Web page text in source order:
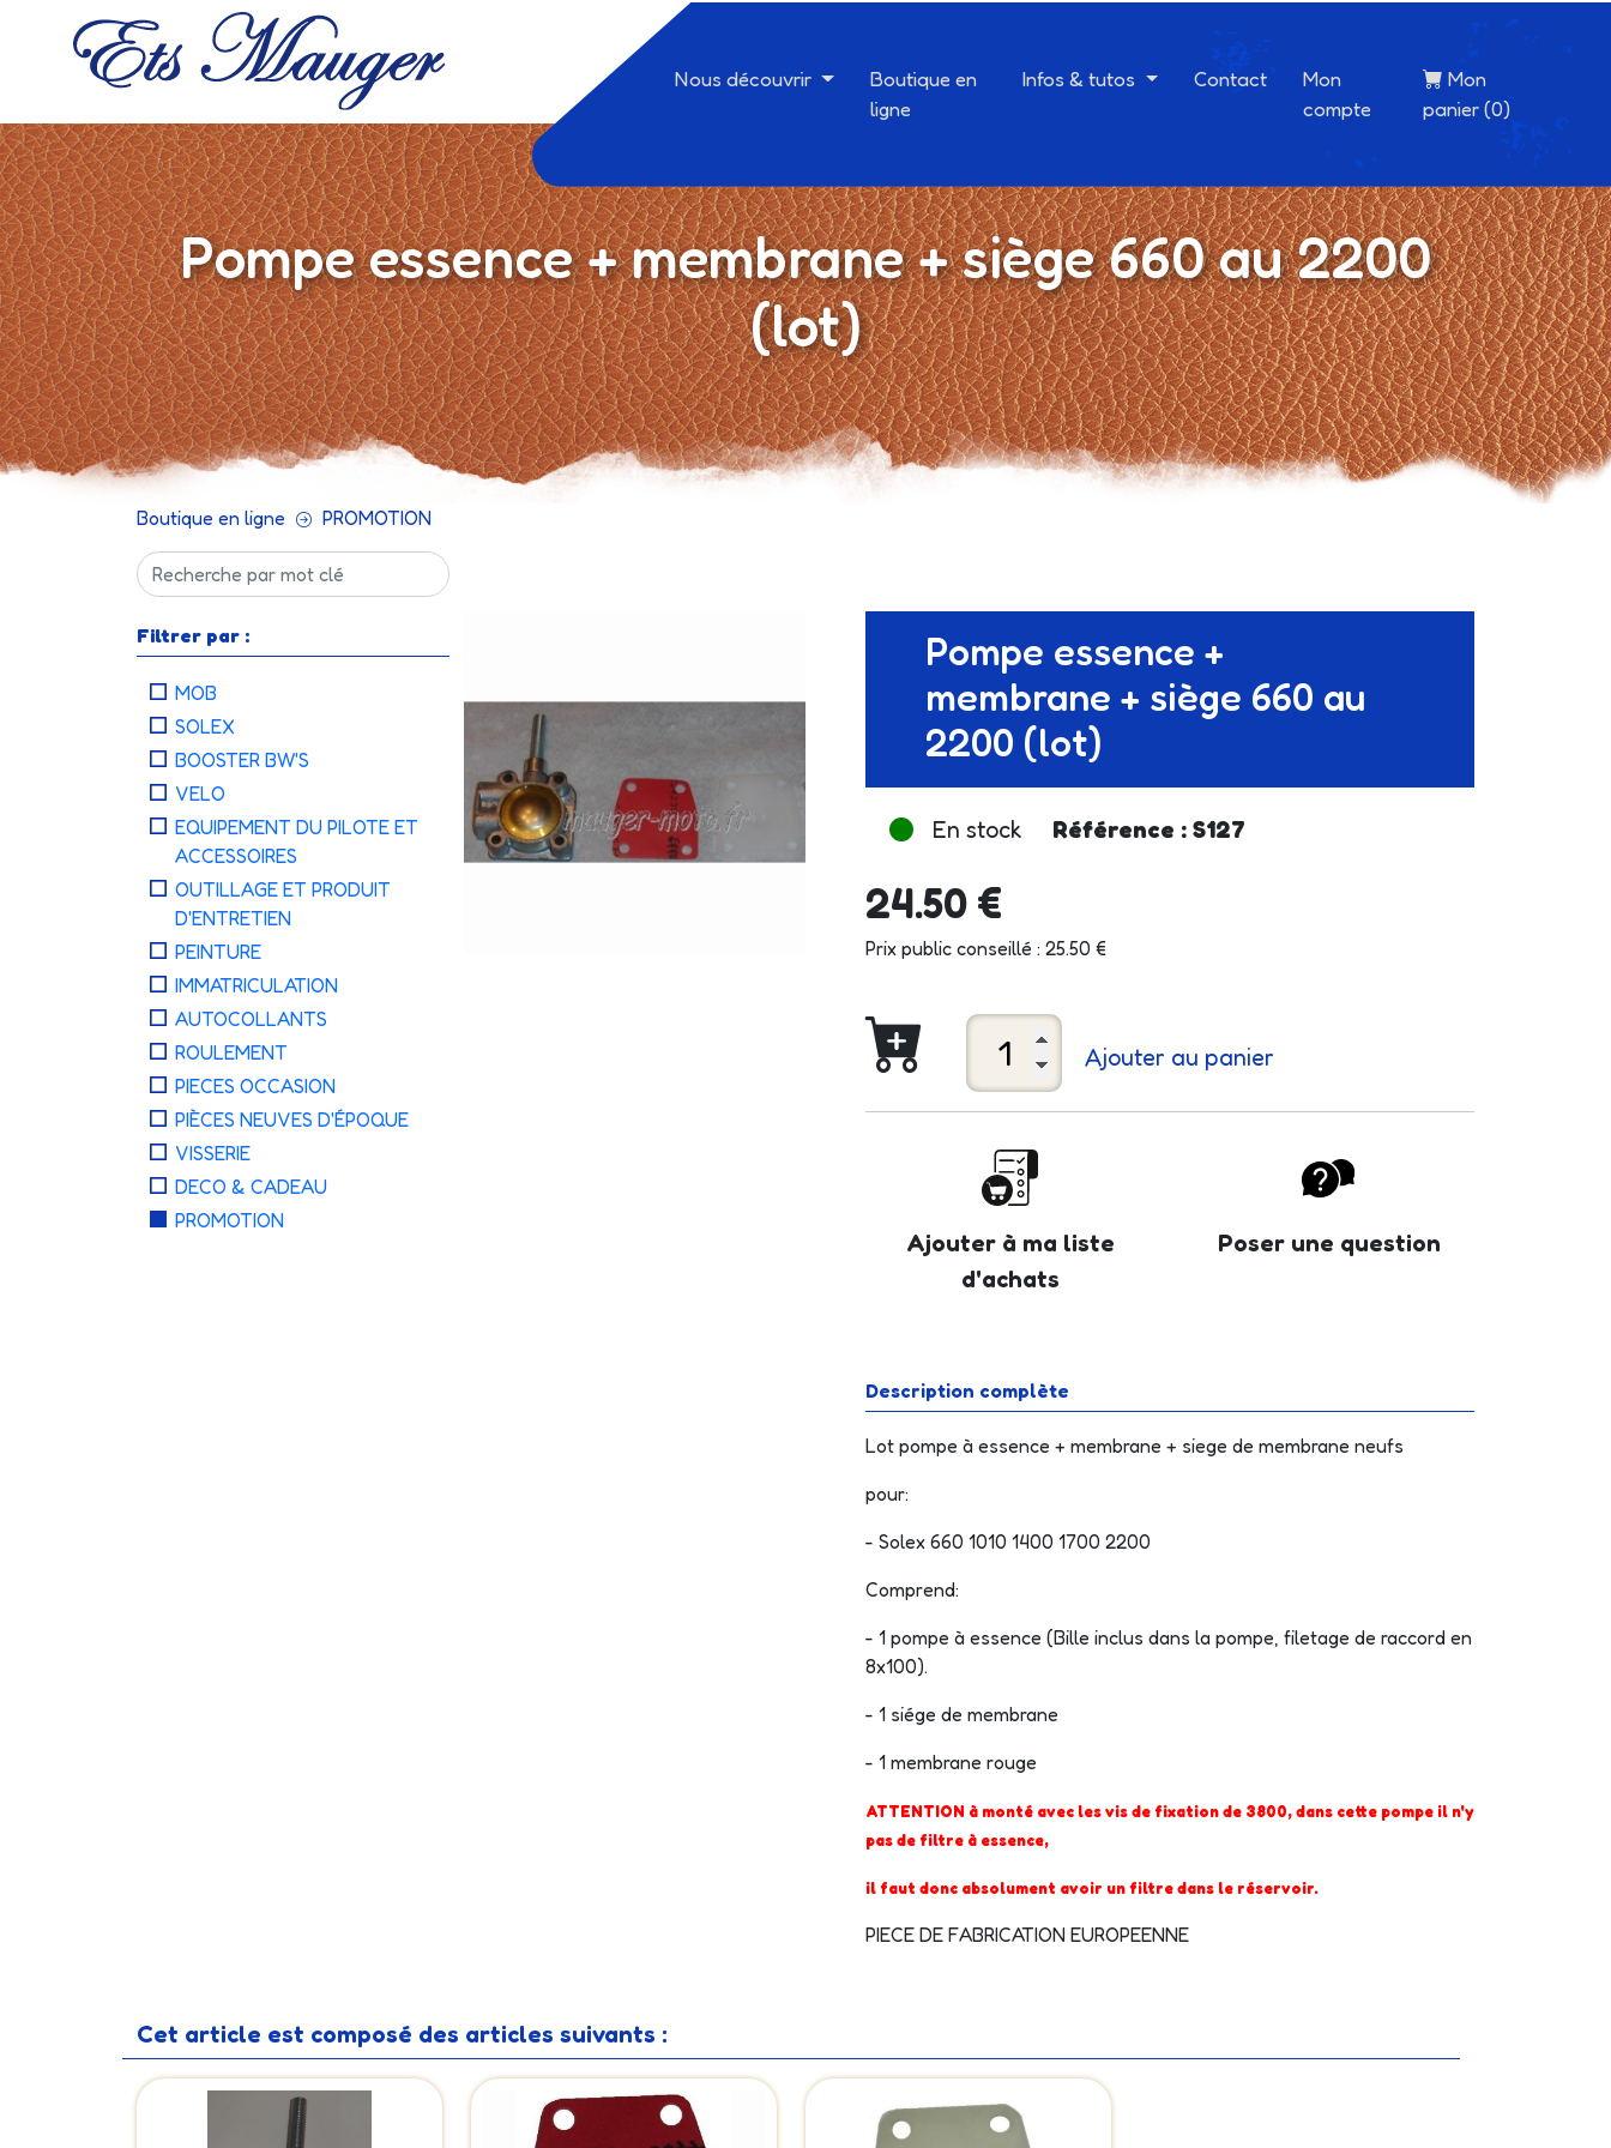
Nous découvrir
Boutique en
ligne
Infos & tutos Contact
Mon
compte
Mon
panier (0)
Pompe essence + membrane + siège 660 au 2200
(lot)
Boutique en ligne PROMOTION
Filtrer par :
MOB
SOLEX
BOOSTER BW'S
VELO
EQUIPEMENT DU PILOTE ET
ACCESSOIRES
OUTILLAGE ET PRODUIT
D'ENTRETIEN
PEINTURE
IMMATRICULATION
AUTOCOLLANTS
ROULEMENT
PIECES OCCASION
PIÈCES NEUVES D'ÉPOQUE
VISSERIE
DECO & CADEAU
PROMOTION
Pompe essence +
membrane + siège 660 au
2200 (lot)
En stock Référence : S127
24.50 €
Prix public conseillé : 25.50 €
Ajouter au panier
Ajouter à ma liste
d'achats
Poser une question
Description complète
Lot pompe à essence + membrane + siege de membrane neufs
pour:
- Solex 660 1010 1400 1700 2200
Comprend:
- 1 pompe à essence (Bille inclus dans la pompe, filetage de raccord en
8x100).
- 1 siége de membrane
- 1 membrane rouge
ATTENTION à monté avec les vis de fixation de 3800, dans cette pompe il n'y
pas de filtre à essence,
il faut donc absolument avoir un filtre dans le réservoir.
PIECE DE FABRICATION EUROPEENNE
Cet article est composé des articles suivants :